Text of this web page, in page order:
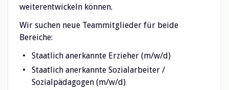
weiterentwickeln können.
Wir suchen neue Teammitglieder für beide
Bereiche:
Staatlich anerkannte Erzieher (m/w/d)
Staatlich anerkannte Sozialarbeiter /
Sozialpädagogen (m/w/d)